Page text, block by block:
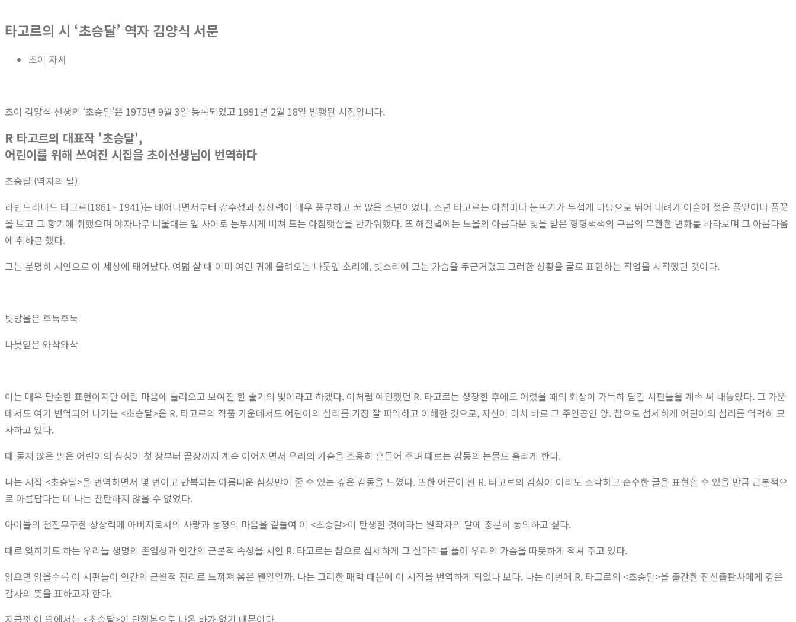
타고르의 시 ‘초승달’ 역자 김양식 서문
초이 자서
초이 김양식 선생의 ‘초승달’은 1975년 9월 3일 등록되었고 1991년 2월 18일 발행된 시집입니다.
R 타고르의 대표작 '초승달',
어린이를 위해 쓰여진 시집을 초이선생님이 번역하다
초승달 (역자의 말)
라빈드라나드 타고르(1861~ 1941)는 태어나면서부터 감수성과 상상력이 매우 풍부하고 꿈 많은 소년이었다. 소년 타고르는 아침마다 눈뜨기가 무섭게 마당으로 뛰어 내려가 이슬에 젖은 풀잎이나 풀꽃
을 보고 그 향기에 취했으며 야자나무 너울대는 잎 사이로 눈부시게 비쳐 드는 아침햇살을 반가워했다. 또 해질녘에는 노을의 아름다운 빛을 받은 형형색색의 구름의 무한한 변화를 바라보며 그 아름다움
에 취하곤 했다.
그는 분명히 시인으로 이 세상에 태어났다. 여덟 살 때 이미 여린 귀에 울려오는 나뭇잎 소리에, 빗소리에 그는 가슴을 두근거렸고 그러한 상황을 글로 표현하는 작업을 시작했던 것이다.
빗방울은 후둑후둑
나뭇잎은 와삭와삭
이는 매우 단순한 표현이지만 어린 마음에 들려오고 보여진 한 줄기의 빛이라고 하겠다. 이처럼 예민했던 R. 타고르는 성장한 후에도 어렸을 때의 회상이 가득히 담긴 시편들을 계속 써 내놓았다. 그 가운
데서도 여기 번역되어 나가는 <초승달>은 R. 타고르의 작품 가운데서도 어린이의 심리를 가장 잘 파악하고 이해한 것으로, 자신이 마치 바로 그 주인공인 양. 참으로 섬세하게 어린이의 심리를 역력히 묘
사하고 있다.
때 묻지 않은 맑은 어린이의 심성이 첫 장부터 끝장까지 계속 이어지면서 우리의 가슴을 조용히 흔들어 주며 때로는 감동의 눈물도 흘리게 한다.
나는 시집 <초승달>을 번역하면서 몇 번이고 반복되는 아름다운 심성만이 줄 수 있는 깊은 감동을 느꼈다. 또한 어른이 된 R. 타고르의 감성이 이리도 소박하고 순수한 글을 표현할 수 있을 만큼 근본적으
로 아름답다는 데 나는 찬탄하지 않을 수 없었다.
아이들의 천진무구한 상상력에 아버지로서의 사랑과 동정의 마음을 곁들여 이 <초승달>이 탄생한 것이라는 원작자의 말에 충분히 동의하고 싶다.
때로 잊히기도 하는 우리들 생명의 존엄성과 인간의 근본적 속성을 시인 R. 타고르는 참으로 섬세하게 그 실마리를 풀어 우리의 가슴을 따뜻하게 적셔 주고 있다.
읽으면 읽을수록 이 시편들이 인간의 근원적 진리로 느껴져 옴은 웬일일까. 나는 그러한 매력 때문에 이 시집을 번역하게 되었나 보다. 나는 이번에 R. 타고르의 <초승달>을 출간한 진선출판사에게 깊은
감사의 뜻을 표하고자 한다.